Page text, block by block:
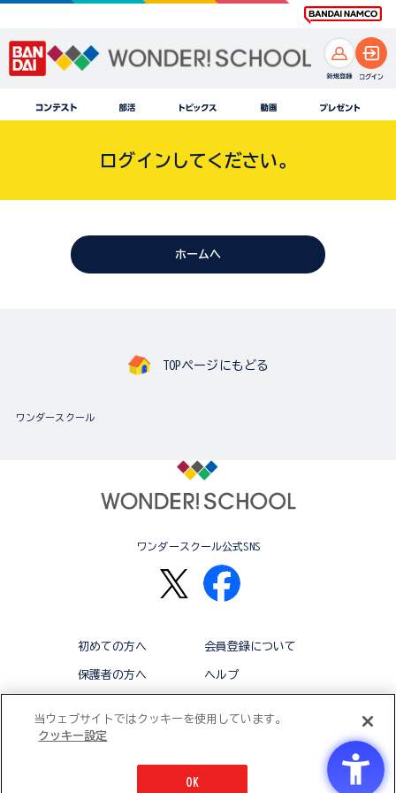
ログインしてください。
ホームへ
TOPページにもどる
ワンダースクール
ワンダースクール公式SNS
初めての方へ 会員登録について
保護者の方へ ヘルプ
© BANDAI CO.,LTD 2015 ALL RIGHTS RESERVED
当ウェブサイトではクッキーを使用しています。
クッキー設定
OK